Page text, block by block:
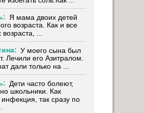
Я мама двоих детей
возраста. Как и все
...
У моего сына был
Лечили его Азитралом.
дали только на ...
Дети часто болеют,
школьники. Как
инфекция, так сразу по